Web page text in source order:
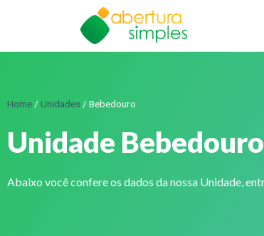
Home / Unidades / Bebedouro
Unidade Bebedouro
Abaixo você confere os dados da nossa Unidade,